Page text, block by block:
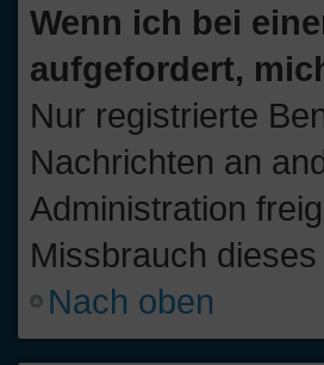
Wenn ich bei
aufgefordert,
Nur registrierte
Nachrichten an
Administration
Missbrauch
Nach oben